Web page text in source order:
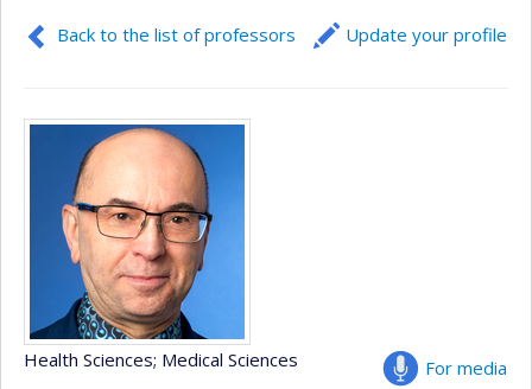
Back to the list of professors Update your profile
For media
Health Sciences; Medical Sciences